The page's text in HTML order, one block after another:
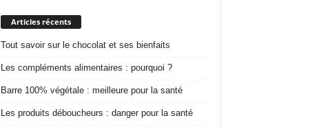
Articles récents
Tout savoir sur le chocolat et ses bienfaits
Les compléments alimentaires : pourquoi ?
Barre 100% végétale : meilleure pour la santé
Les produits déboucheurs : danger pour la santé